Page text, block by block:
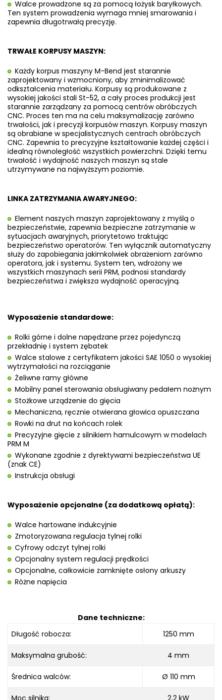
Walce prowadzone są za pomocą łożysk baryłkowych.
Ten system prowadzenia wymaga mniej smarowania i
zapewnia długotrwałą precyzję.
TRWAŁE KORPUSY MASZYN:
Każdy korpus maszyny M-Bend jest starannie
zaprojektowany i wzmocniony, aby zminimalizować
odkształcenia materiału. Korpusy są produkowane z
wysokiej jakości stali St-52, a cały proces produkcji jest
starannie zarządzany za pomocą centrów obróbczych
CNC. Proces ten ma na celu maksymalizację zarówno
trwałości, jak i precyzji korpusów maszyn. Korpusy maszyn
są obrabiane w specjalistycznych centrach obróbczych
CNC. Zapewnia to precyzyjne kształtowanie każdej części i
idealną równoległość wszystkich powierzchni. Dzięki temu
trwałość i wydajność naszych maszyn są stale
utrzymywane na najwyższym poziomie.
LINKA ZATRZYMANIA AWARYJNEGO:
Element naszych maszyn zaprojektowany z myślą o
bezpieczeństwie, zapewnia bezpieczne zatrzymanie w
sytuacjach awaryjnych, priorytetowo traktując
bezpieczeństwo operatorów. Ten wyłącznik automatyczny
służy do zapobiegania jakimkolwiek obrażeniom zarówno
operatora, jak i systemu. System ten, wdrożony we
wszystkich maszynach serii PRM, podnosi standardy
bezpieczeństwa i zwiększa wydajność operacyjną.
Wyposażenie standardowe:
Rolki górne i dolne napędzane przez pojedynczą
przekładnię i system zębatek
Walce stalowe z certyfikatem jakości SAE 1050 o wysokiej
wytrzymałości na rozciąganie
Żeliwne ramy główne
Mobilny panel sterowania obsługiwany pedałem nożnym
Stożkowe urządzenie do gięcia
Mechaniczna, ręcznie otwierana głowica opuszczana
Rowki na drut na końcach rolek
Precyzyjne gięcie z silnikiem hamulcowym w modelach
PRM M
Wykonane zgodnie z dyrektywami bezpieczeństwa UE
(znak CE)
Instrukcja obsługi
Wyposażenie opcjonalne (za dodatkową opłatą):
Walce hartowane indukcyjnie
Zmotoryzowana regulacja tylnej rolki
Cyfrowy odczyt tylnej rolki
Opcjonalny system regulacji prędkości
Opcjonalne, całkowicie zamknięte osłony arkuszy
Różne napięcia
Dane techniczne:
Długość robocza: 1250 mm
Maksymalna grubość: 4 mm
Średnica walców: Ø 110 mm
Moc silnika: 2,2 kW